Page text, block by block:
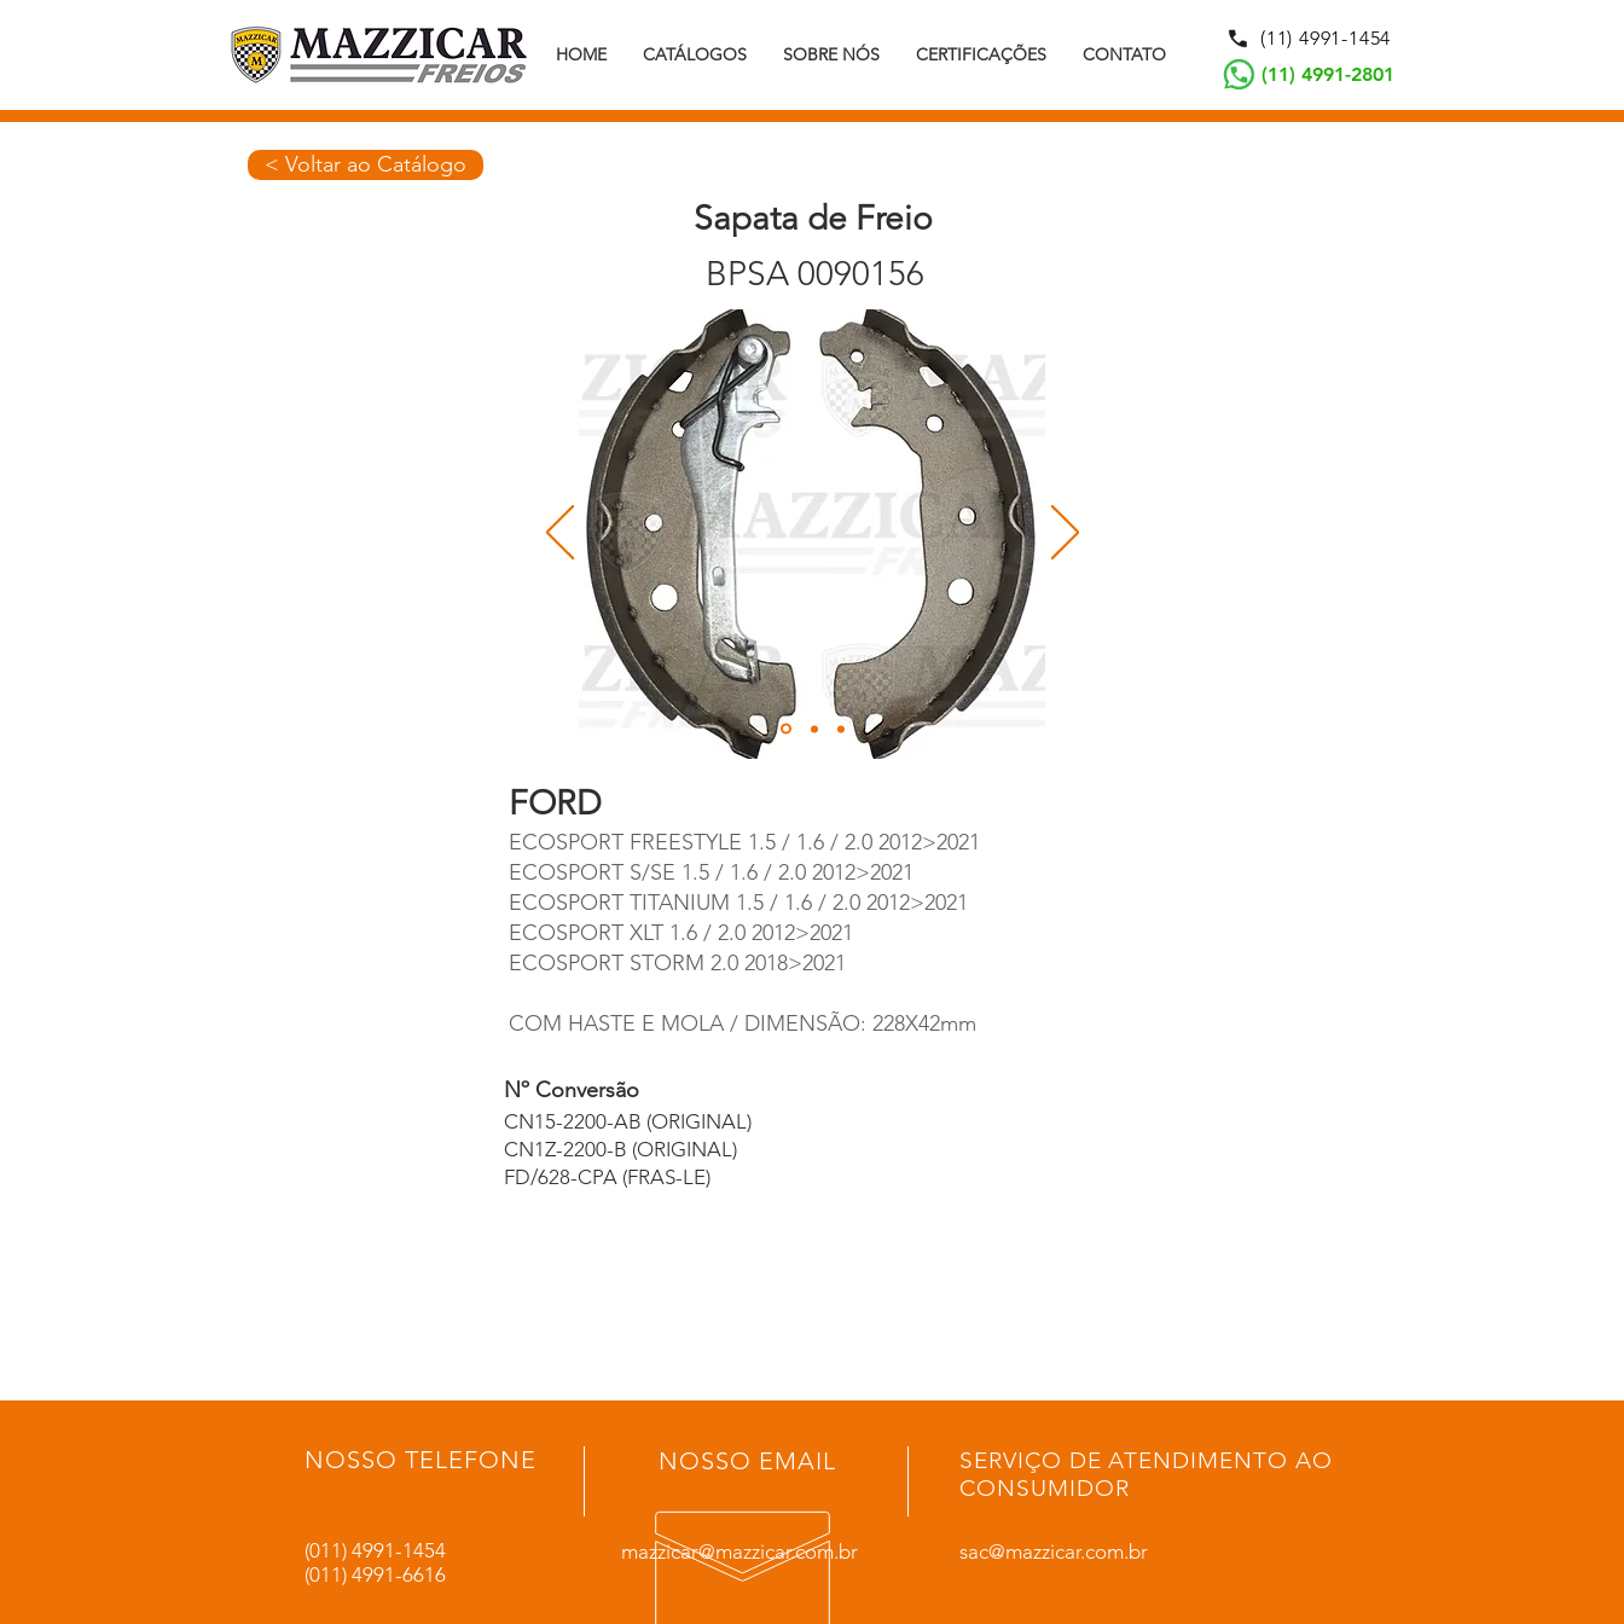
HOME CATÁLOGOS SOBRE NÓS CERTIFICAÇÕES CONTATO
(11) 4991-2801
(11) 4991-1454
< Voltar ao Catálogo
Sapata de Freio
BPSA 0090156
FORD
ECOSPORT FREESTYLE 1.5 / 1.6 / 2.0 2012>2021
ECOSPORT S/SE 1.5 / 1.6 / 2.0 2012>2021
ECOSPORT TITANIUM 1.5 / 1.6 / 2.0 2012>2021
ECOSPORT XLT 1.6 / 2.0 2012>2021
ECOSPORT STORM 2.0 2018>2021
COM HASTE E MOLA / DIMENSÃO: 228X42mm
Nº Conversão
CN15-2200-AB (ORIGINAL)
CN1Z-2200-B (ORIGINAL)
FD/628-CPA (FRAS-LE)
NOSSO TELEFONE NOSSO EMAIL
(011) 4991-1454
(011) 4991-6616
mazzicar@mazzicar.com.br
SERVIÇO DE ATENDIMENTO AO
CONSUMIDOR
sac@mazzicar.com.br